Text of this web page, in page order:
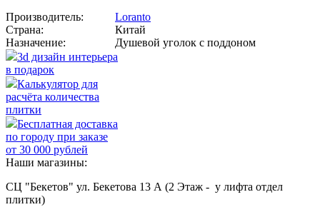
Производитель:
Loranto
Страна:
Китай
Назначение:
Душевой уголок с поддоном
3d дизайн интерьера
в подарок
Калькулятор для
расчёта количества
плитки
Бесплатная доставка
по городу при заказе
от 30 000 рублей
Наши магазины:
СЦ "Бекетов" ул. Бекетова 13 А (2 Этаж - у лифта отдел
плитки)